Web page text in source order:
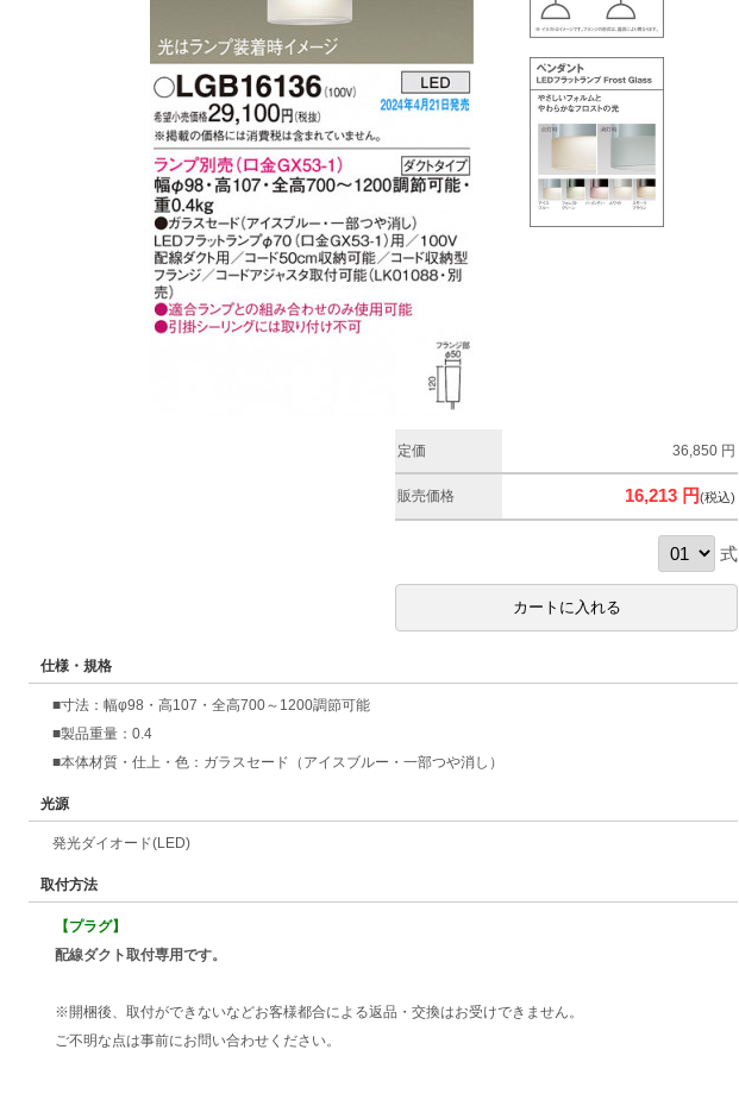
定価 36,850 円
販売価格 16,213 円(税込)
式
仕様・規格
■寸法：幅φ98・高107・全高700～1200調節可能
■製品重量：0.4
■本体材質・仕上・色：ガラスセード（アイスブルー・一部つや消し）
光源
発光ダイオード(LED)
取付方法
【プラグ】
配線ダクト取付専用です。
※開梱後、取付ができないなどお客様都合による返品・交換はお受けできません。
ご不明な点は事前にお問い合わせください。